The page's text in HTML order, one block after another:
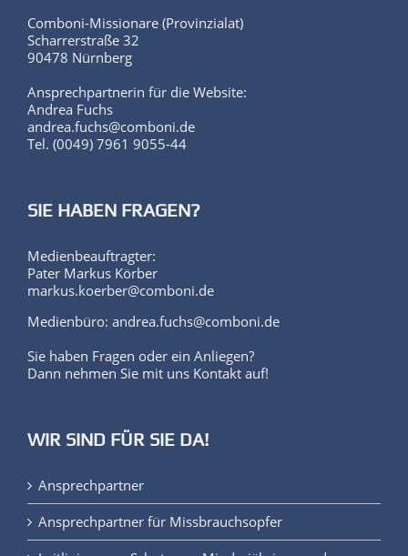
Comboni-Missionare (Provinzialat)
Scharrerstraße 32
90478 Nürnberg
Ansprechpartnerin für die Website:
Andrea Fuchs
andrea.fuchs@comboni.de
Tel. (0049) 7961 9055-44
SIE HABEN FRAGEN?
Medienbeauftragter:
Pater Markus Körber
markus.koerber@comboni.de
Medienbüro: andrea.fuchs@comboni.de
Sie haben Fragen oder ein Anliegen?
Dann nehmen Sie mit uns Kontakt auf!
WIR SIND FÜR SIE DA!
Ansprechpartner
Ansprechpartner für Missbrauchsopfer